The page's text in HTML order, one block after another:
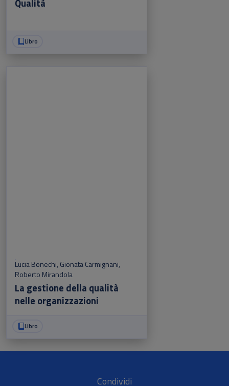
Qualità
Libro
Lucia Bonechi, Gionata Carmignani,
Roberto Mirandola
La gestione della qualità
nelle organizzazioni
Libro
Condividi